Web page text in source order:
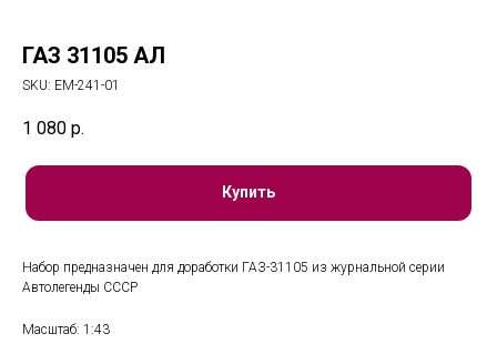
ГАЗ 31105 АЛ
SKU: ЕМ-241-01
1 080 р.
Купить
Набор предназначен для доработки ГАЗ-31105 из журнальной серии
Автолегенды СССР
Масштаб: 1:43